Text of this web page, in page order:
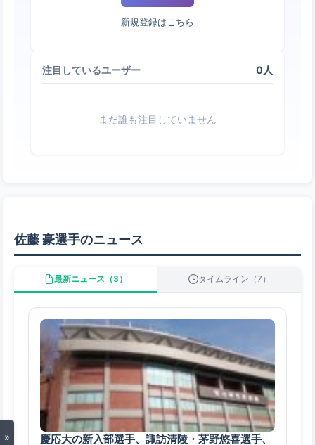
»
新規登録はこちら
注目しているユーザー 0人
まだ誰も注目していません
佐藤 豪選手のニュース
最新ニュース（3） タイムライン（7）
慶応大の新入部選手、諏訪清陵・茅野悠喜選手、